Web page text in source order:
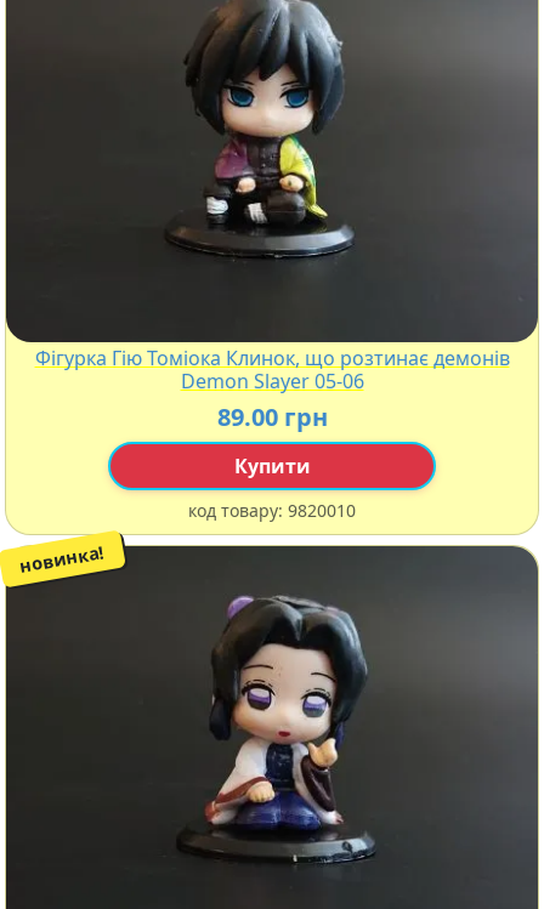
Фігурка Гію Томіока Клинок, що розтинає демонів
Demon Slayer 05-06
89.00 грн
Купити
код товару: 9820010
новинка!